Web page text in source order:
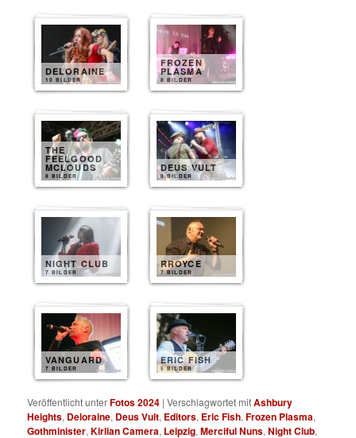
DELORAINE
10 BILDER
FROZEN
PLASMA
8 BILDER
THE
FEELGOOD
MCLOUDS
8 BILDER
DEUS VULT
8 BILDER
NIGHT CLUB
7 BILDER
RROYCE
7 BILDER
VANGUARD
7 BILDER
ERIC FISH
5 BILDER
Veröffentlicht unterFotos 2024 |Verschlagwortet mitAshbury
Heights, Deloraine, Deus Vult, Editors, Eric Fish,Frozen Plasma,
Gothminister,Kirlian Camera, Leipzig,Merciful Nuns,Night Club,